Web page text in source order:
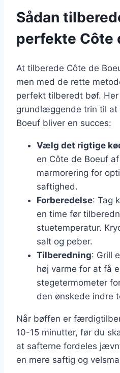
Sådan
perfekte Côte
At tilberede Côte de
men med de rette
perfekt tilberedt bøf. Her
grundlæggende trin til at
Boeuf bliver en succes:
Vælg det rigtige
en Côte de Boeuf
marmorering for
saftighed.
Forberedelse: Tag
en time før
stuetemperatur.
salt og peber.
Tilberedning: Grill
høj varme for at få
stegetermometer
den ønskede indre
Når bøffen er
10-15 minutter, før du
at safterne fordeles
en mere saftig og